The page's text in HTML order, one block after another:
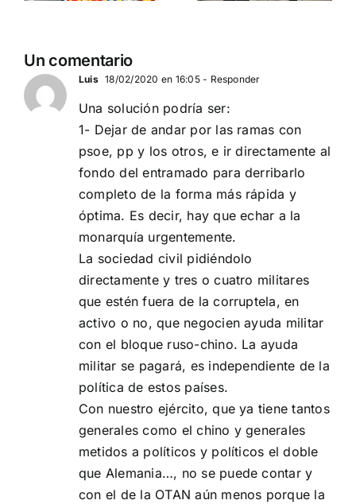
EN BARCELONA
Un comentario
Luis 18/02/2020 en 16:05- Responder
Una solución podría ser:
1- Dejar de andar por las ramas con
psoe, pp y los otros, e ir directamente al
fondo del entramado para derribarlo
completo de la forma más rápida y
óptima. Es decir, hay que echar a la
monarquía urgentemente.
La sociedad civil pidiéndolo
directamente y tres o cuatro militares
que estén fuera de la corruptela, en
activo o no, que negocien ayuda militar
con el bloque ruso-chino. La ayuda
militar se pagará, es independiente de la
política de estos países.
Con nuestro ejército, que ya tiene tantos
generales como el chino y generales
metidos a políticos y políticos el doble
que Alemania…, no se puede contar y
con el de la OTAN aún menos porque la